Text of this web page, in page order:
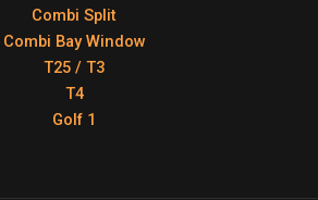
Combi Split
Combi Bay Window
T25 / T3
T4
Golf 1